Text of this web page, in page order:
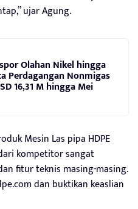
ujar Agung.
Olahan Nikel hingga
Perdagangan Nonmigas
16,31 M hingga Mei
Mesin Las pipa HDPE
kompetitor sangat
fitur teknis masing-masing.
dan buktikan keaslian